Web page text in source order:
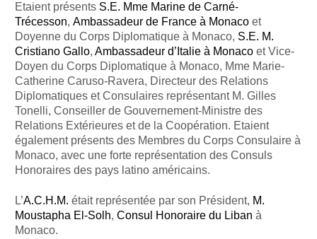
Etaient présents S.E. Mme Marine de Carné-
Trécesson,Ambassadeur de France à Monaco et
Doyenne du Corps Diplomatique à Monaco, S.E. M.
Cristiano Gallo,Ambassadeur d’Italie à Monaco et Vice-
Doyen du Corps Diplomatique à Monaco, Mme Marie-
Catherine Caruso-Ravera, Directeur des Relations
Diplomatiques et Consulaires représentant M. Gilles
Tonelli, Conseiller de Gouvernement-Ministre des
Relations Extérieures et de la Coopération. Etaient
également présents des Membres du Corps Consulaire à
Monaco, avec une forte représentation des Consuls
Honoraires des pays latino américains.
L’A.C.H.M. était représentée par son Président, M.
Moustapha El-Solh,Consul Honoraire du Liban à
Monaco.